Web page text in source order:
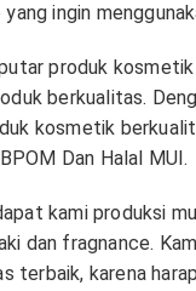
ingin
produk
berkualitas.
kosmetik
Dan Halal MUI.
kami produksi
dan fragnance.
terbaik, karena